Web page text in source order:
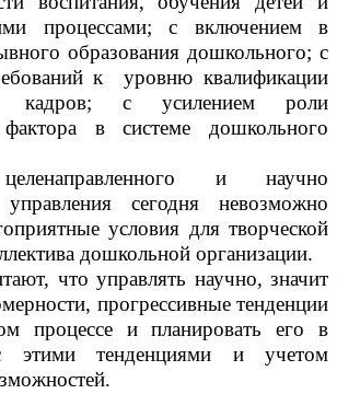
процессами; с включением в
образования дошкольного; с
к уровню квалификации
кадров; с усилением роли
фактора в системе дошкольного
и научно
управления сегодня невозможно
условия для творческой
дошкольной организации.
что управлять научно, значит
прогрессивные тенденции
процессе и планировать его в
с этими тенденциями и учетом